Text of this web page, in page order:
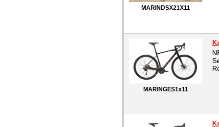
MARINDSX21X11
MARINGES1x11